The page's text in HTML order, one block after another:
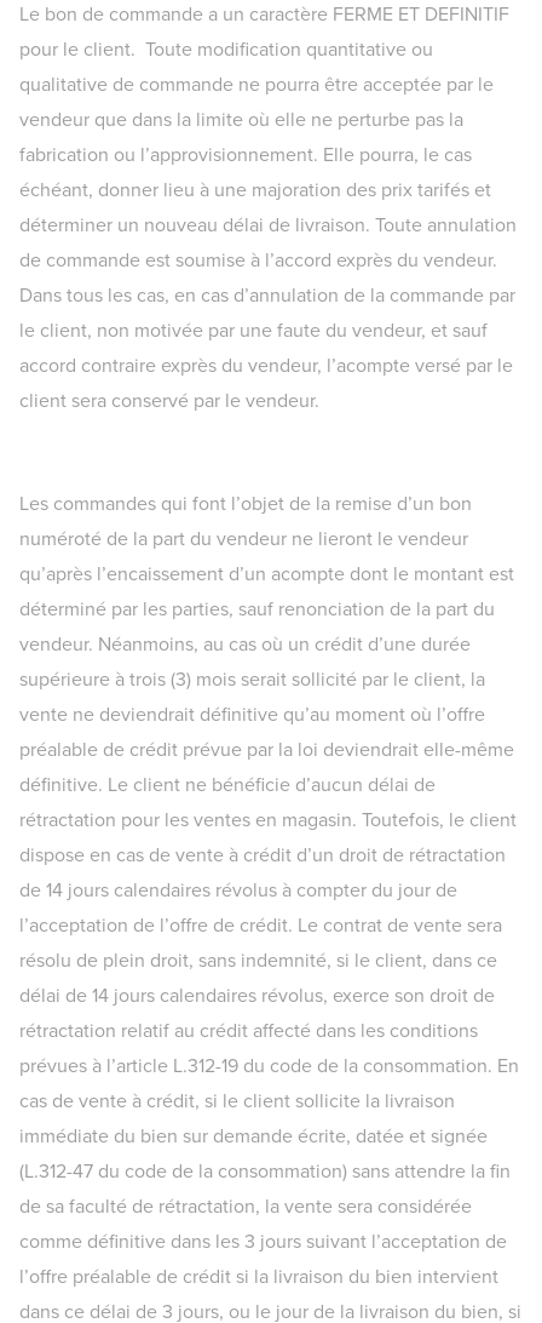
Le bon de commande a un caractère FERME ET DEFINITIF
pour le client. Toute modification quantitative ou
qualitative de commande ne pourra être acceptée par le
vendeur que dans la limite où elle ne perturbe pas la
fabrication ou l’approvisionnement. Elle pourra, le cas
échéant, donner lieu à une majoration des prix tarifés et
déterminer un nouveau délai de livraison. Toute annulation
de commande est soumise à l’accord exprès du vendeur.
Dans tous les cas, en cas d’annulation de la commande par
le client, non motivée par une faute du vendeur, et sauf
accord contraire exprès du vendeur, l’acompte versé par le
client sera conservé par le vendeur.
Les commandes qui font l’objet de la remise d’un bon
numéroté de la part du vendeur ne lieront le vendeur
qu’après l’encaissement d’un acompte dont le montant est
déterminé par les parties, sauf renonciation de la part du
vendeur. Néanmoins, au cas où un crédit d’une durée
supérieure à trois (3) mois serait sollicité par le client, la
vente ne deviendrait définitive qu’au moment où l’offre
préalable de crédit prévue par la loi deviendrait elle-même
définitive. Le client ne bénéficie d’aucun délai de
rétractation pour les ventes en magasin. Toutefois, le client
dispose en cas de vente à crédit d’un droit de rétractation
de 14 jours calendaires révolus à compter du jour de
l’acceptation de l’offre de crédit. Le contrat de vente sera
résolu de plein droit, sans indemnité, si le client, dans ce
délai de 14 jours calendaires révolus, exerce son droit de
rétractation relatif au crédit affecté dans les conditions
prévues à l’article L.312-19 du code de la consommation. En
cas de vente à crédit, si le client sollicite la livraison
immédiate du bien sur demande écrite, datée et signée
(L.312-47 du code de la consommation) sans attendre la fin
de sa faculté de rétractation, la vente sera considérée
comme définitive dans les 3 jours suivant l’acceptation de
l’offre préalable de crédit si la livraison du bien intervient
dans ce délai de 3 jours, ou le jour de la livraison du bien, si